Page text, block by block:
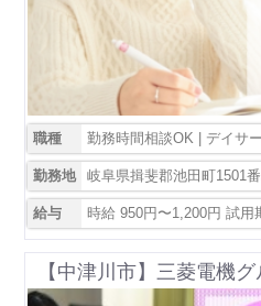
職種 勤務時間相談OK | デイサ
勤務地 岐阜県揖斐郡池田町1501
給与 時給 950円〜1,200円 試用
【中津川市】三菱電機